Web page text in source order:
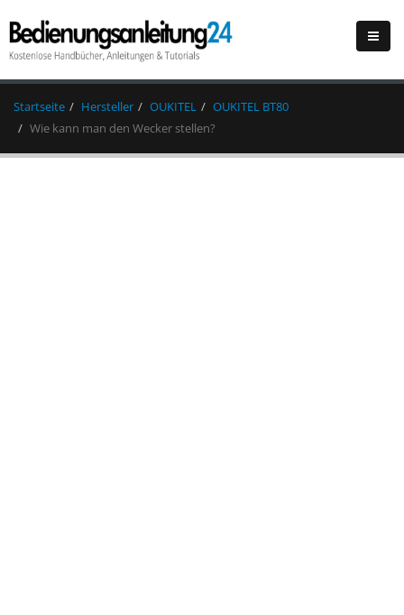
Startseite Hersteller OUKITEL
OUKITEL BT80
Wie kann man den Wecker stellen?